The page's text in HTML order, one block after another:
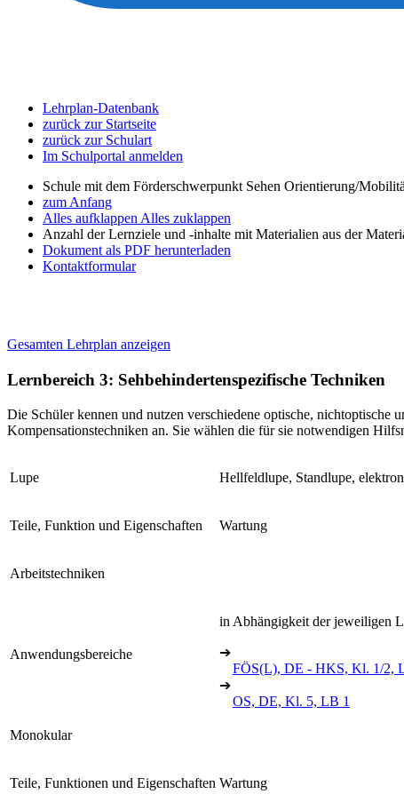
Lehrplan-Datenbank
zurück zur Startseite
zurück zur Schulart
Im Schulportal anmelden
Schule mit dem Förderschwerpunkt Sehen Orientierung/
zum Anfang
Alles aufklappen Alles zuklappen
Anzahl der Lernziele und -inhalte mit Materialien aus der
Dokument als PDF herunterladen
Kontaktformular
Gesamten Lehrplan anzeigen
Lernbereich 3: Sehbehindertenspezifische Techniken
Die Schüler kennen und nutzen verschiedene optische,
Kompensationstechniken an. Sie wählen die für sie notwendigen
Lupe Hellfeldlupe, Standlupe,
Teile, Funktion und Eigenschaften Wartung
Arbeitstechniken
Anwendungsbereiche
in Abhängigkeit der jeweiligen
➔
FÖS(L), DE - HKS, Kl. 1/2,
➔
OS, DE, Kl. 5, LB 1
Monokular
Teile, Funktionen und Eigenschaften Wartung